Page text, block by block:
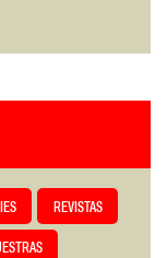
REVISTAS